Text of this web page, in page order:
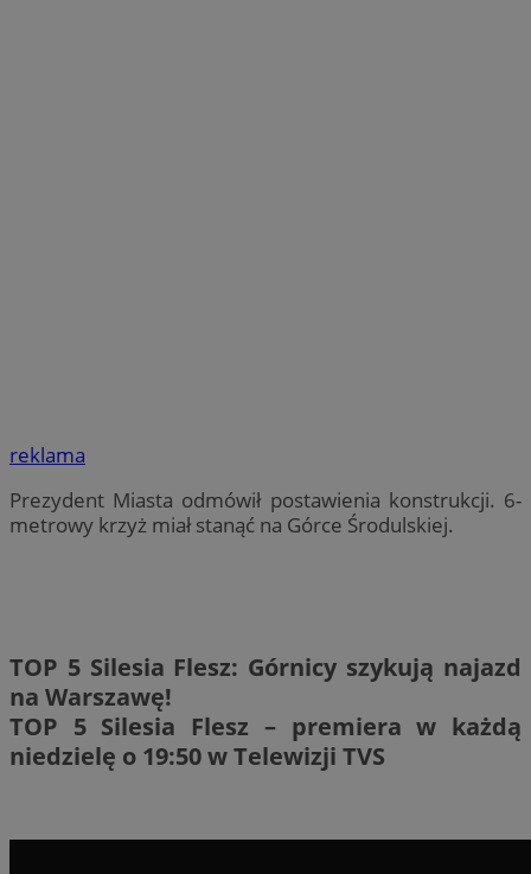
reklama
Prezydent Miasta odmówił postawienia konstrukcji. 6-
metrowy krzyż miał stanąć na Górce Środulskiej.
TOP 5 Silesia Flesz: Górnicy szykują najazd
na Warszawę!
TOP 5 Silesia Flesz – premiera w każdą
niedzielę o 19:50 w Telewizji TVS